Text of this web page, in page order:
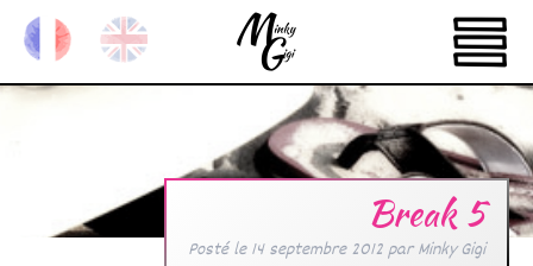
Break 5
Posté le14 septembre 2012parMinky Gigi